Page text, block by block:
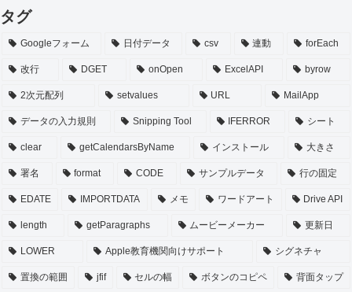
タグ
Googleフォーム 日付データ csv 連動 forEach
改行 DGET onOpen ExcelAPI byrow
2次元配列 setvalues URL MailApp
データの入力規則 Snipping Tool IFERROR シート
clear getCalendarsByName インストール 大きさ
署名 format CODE サンプルデータ 行の固定
EDATE IMPORTDATA メモ ワードアート Drive API
length getParagraphs ムービーメーカー 更新日
LOWER Apple教育機関向けサポート シグネチャ
置換の範囲 jfif セルの幅 ボタンのコピペ 背面タップ